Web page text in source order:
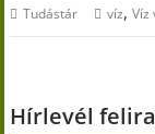
Tudástár víz,Víz
Hírlevél